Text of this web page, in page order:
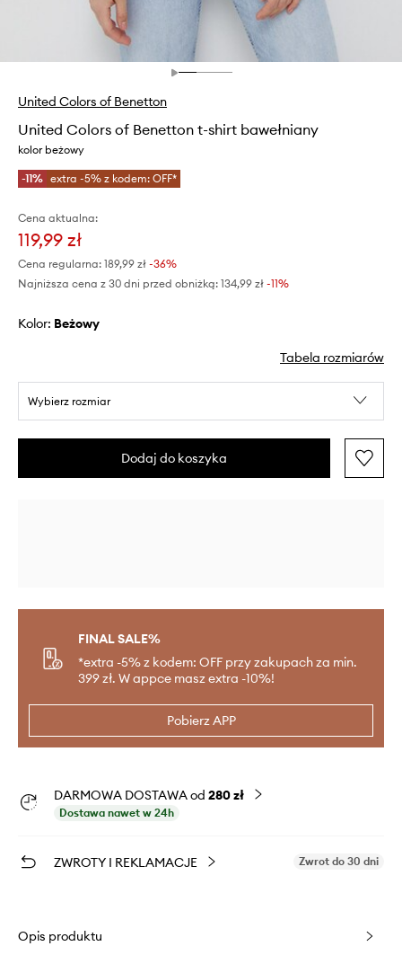
United Colors of Benetton
United Colors of Benetton t-shirt bawełniany
kolor beżowy
-11% extra -5% z kodem: OFF*
Cena aktualna:
119,99 zł
Cena regularna: 189,99 zł -36%
Najniższa cena z 30 dni przed obniżką: 134,99 zł -11%
Kolor: beżowy
Tabela rozmiarów
Wybierz rozmiar
Dodaj do koszyka
FINAL SALE%
*extra -5% z kodem: OFF przy zakupach za min.
399 zł. W appce masz extra -10%!
Pobierz APP
DARMOWA DOSTAWA od 280 zł
Dostawa nawet w 24h
ZWROTY I REKLAMACJE Zwrot do 30 dni
Opis produktu